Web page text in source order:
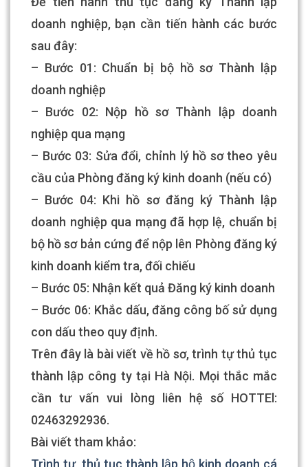
doanh nghiệp, bạn cần tiến hành các bước
sau đây:
– Bước 01: Chuẩn bị bộ hồ sơ Thành lập
doanh nghiệp
– Bước 02: Nộp hồ sơ Thành lập doanh
nghiệp qua mạng
– Bước 03: Sửa đổi, chỉnh lý hồ sơ theo yêu
cầu của Phòng đăng ký kinh doanh (nếu có)
– Bước 04: Khi hồ sơ đăng ký Thành lập
doanh nghiệp qua mạng đã hợp lệ, chuẩn bị
bộ hồ sơ bản cứng để nộp lên Phòng đăng ký
kinh doanh kiểm tra, đối chiếu
– Bước 05: Nhận kết quả Đăng ký kinh doanh
– Bước 06: Khắc dấu, đăng công bố sử dụng
con dấu theo quy định.
Trên đây là bài viết về hồ sơ, trình tự thủ tục
thành lập công ty tại Hà Nội. Mọi thắc mắc
cần tư vấn vui lòng liên hệ số HOTTEl:
02463292936.
Bài viết tham khảo:
Trình tự, thủ tục thành lập hộ kinh doanh cá